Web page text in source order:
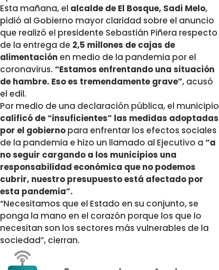
Esta mañana, el alcalde de El Bosque, Sadi Melo,
pidió al Gobierno mayor claridad sobre el anuncio
que realizó el presidente Sebastián Piñera respecto
de la entrega de 2,5 millones de cajas de
alimentación en medio de la pandemia por el
coronavirus. “Estamos enfrentando una situación
de hambre. Eso es tremendamente grave”, acusó
el edil.
Por medio de una declaración pública, el municipio
calificó de “insuficientes” las medidas adoptadas
por el gobierno para enfrentar los efectos sociales
de la pandemia e hizo un llamado al Ejecutivo a “a
no seguir cargando a los municipios una
responsabilidad económica que no podemos
cubrir, nuestro presupuesto está afectado por
esta pandemia”.
“Necesitamos que el Estado en su conjunto, se
ponga la mano en el corazón porque los que lo
necesitan son los sectores más vulnerables de la
sociedad”, cierran.